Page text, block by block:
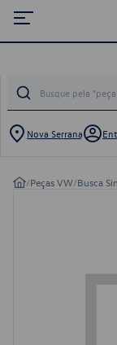
Nova Serrana
/Peças VW/Busca